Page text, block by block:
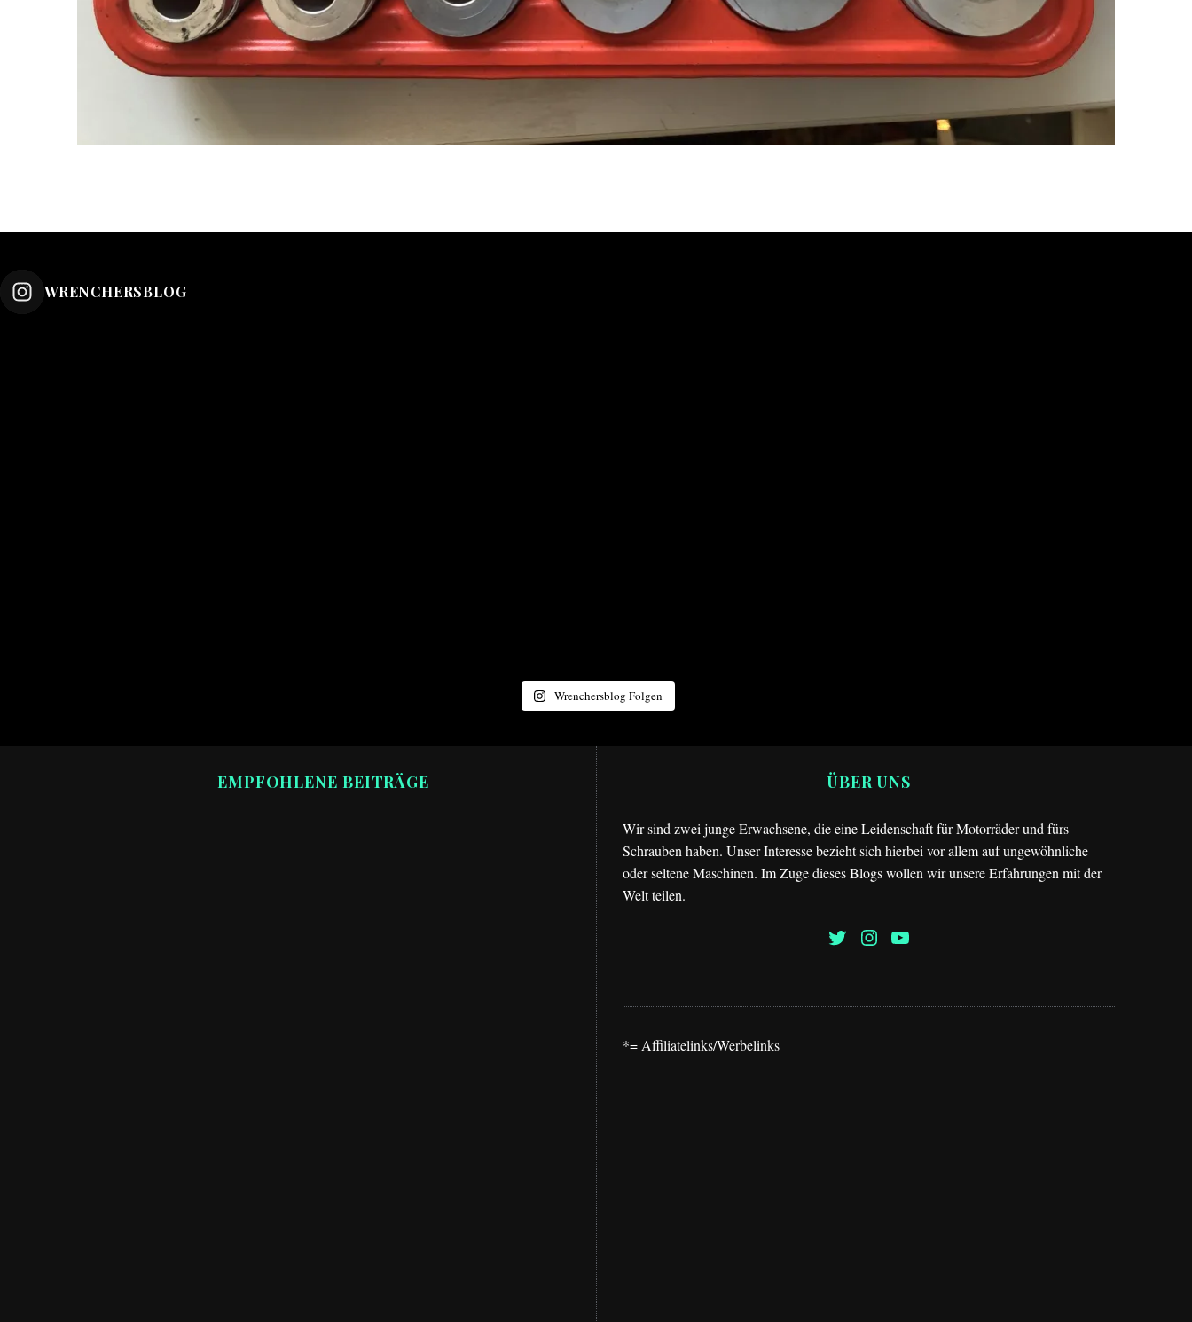
WRENCHERSBLOG
Wrenchersblog Folgen
EMPFOHLENE BEITRÄGE ÜBER UNS
Wir sind zwei junge Erwachsene, die eine Leidenschaft für Motorräder und fürs
Schrauben haben. Unser Interesse bezieht sich hierbei vor allem auf ungewöhnliche
oder seltene Maschinen. Im Zuge dieses Blogs wollen wir unsere Erfahrungen mit der
Welt teilen.
*= Affiliatelinks/Werbelinks